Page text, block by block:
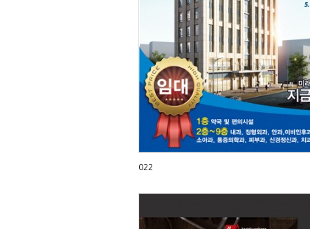
022